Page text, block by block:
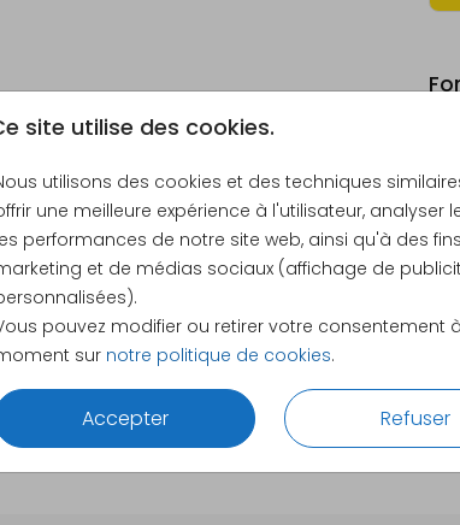
site utilise des cookies.
utilisons des cookies et des techniques
une meilleure expérience à l'utilisateur, analyser
performances de notre site web, ainsi qu'à des
et de médias sociaux (affichage de
pouvez modifier ou retirer votre consentement
sur notre politique de cookies.
Accepter Refuser